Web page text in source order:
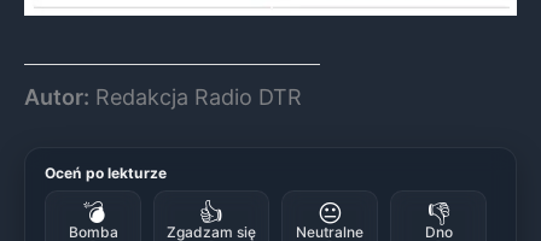
Autor: Redakcja Radio DTR
Oceń po lekturze
💣
Bomba
👍
Zgadzam się
😐
Neutralne
👎
Dno